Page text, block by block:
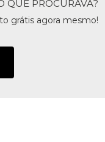
QUE PROCURAVA?
grátis agora mesmo!